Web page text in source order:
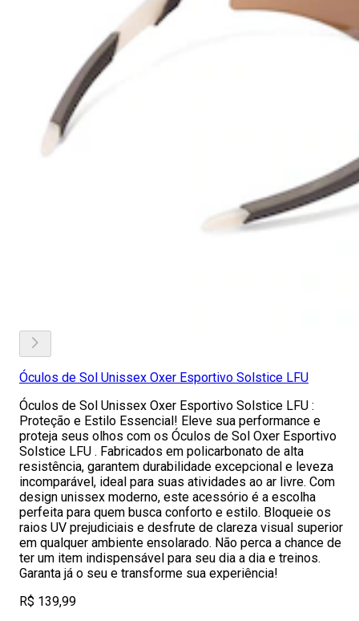
Óculos de Sol Unissex Oxer Esportivo Solstice LFU
Óculos de Sol Unissex Oxer Esportivo Solstice LFU :
Proteção e Estilo Essencial! Eleve sua performance e
proteja seus olhos com os Óculos de Sol Oxer Esportivo
Solstice LFU . Fabricados em policarbonato de alta
resistência, garantem durabilidade excepcional e leveza
incomparável, ideal para suas atividades ao ar livre. Com
design unissex moderno, este acessório é a escolha
perfeita para quem busca conforto e estilo. Bloqueie os
raios UV prejudiciais e desfrute de clareza visual superior
em qualquer ambiente ensolarado. Não perca a chance de
ter um item indispensável para seu dia a dia e treinos.
Garanta já o seu e transforme sua experiência!
R$ 139,99